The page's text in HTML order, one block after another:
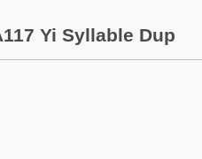
Yi Syllable Dup